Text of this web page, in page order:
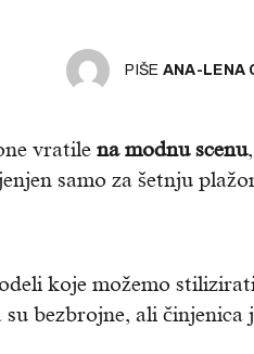
PIŠE ANA-LENA
vratile na modnu scenu
samo za šetnju
koje možemo
bezbrojne, ali činjenica